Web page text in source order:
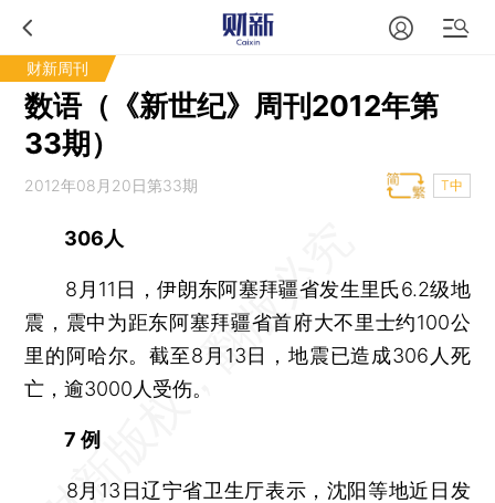
财新周刊
数语（《新世纪》周刊2012年第
33期）
2012年08月20日第33期 T中
306人
8月11日，伊朗东阿塞拜疆省发生里氏6.2级地
震，震中为距东阿塞拜疆省首府大不里士约100公
里的阿哈尔。截至8月13日，地震已造成306人死
亡，逾3000人受伤。
7 例
8月13日辽宁省卫生厅表示，沈阳等地近日发